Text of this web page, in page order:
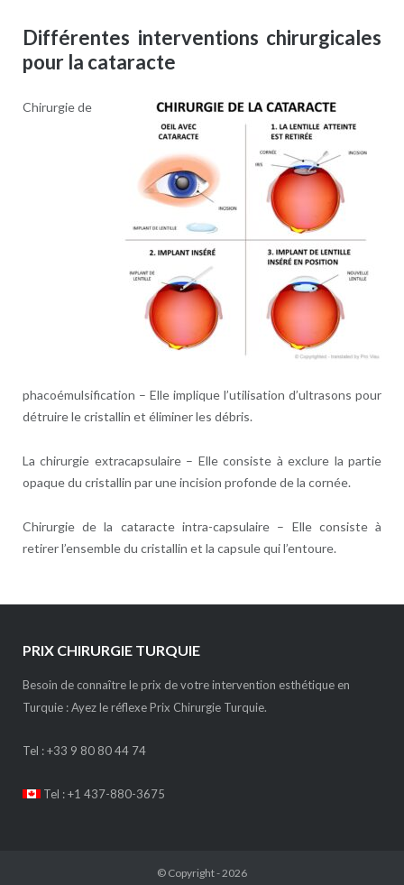
Différentes interventions chirurgicales
pour la cataracte
Chirurgie de
phacoémulsification – Elle implique l’utilisation d’ultrasons pour
détruire le cristallin et éliminer les débris.
La chirurgie extracapsulaire – Elle consiste à exclure la partie
opaque du cristallin par une incision profonde de la cornée.
Chirurgie de la cataracte intra-capsulaire – Elle consiste à
retirer l’ensemble du cristallin et la capsule qui l’entoure.
PRIX CHIRURGIE TURQUIE
Besoin de connaître le prix de votre intervention esthétique en
Turquie : Ayez le réflexe Prix Chirurgie Turquie.
Tel :+33 9 80 80 44 74
Tel : +1 437-880-3675
© Copyright - 2026